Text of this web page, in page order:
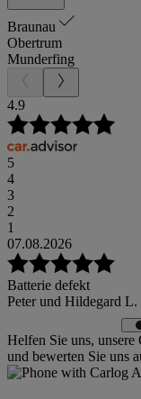
Braunau
Obertrum
Munderfing
4.9
5
4
3
2
1
07.08.2026
Batterie defekt
Peter und Hildegard L.
Helfen Sie uns,
und bewerten Sie uns